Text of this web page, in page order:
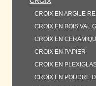
CROIX EN ARGILE
CROIX EN BOIS VAL
CROIX EN
CROIX EN PAPIER
CROIX EN
CROIX EN POUDRE